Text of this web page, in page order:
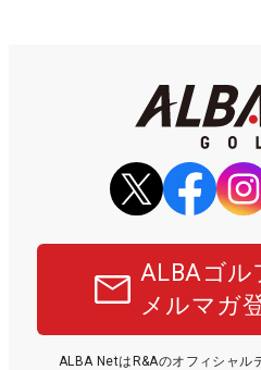
ALBAゴル
メルマガ
ALBA NetはR&Aのオフィシャル